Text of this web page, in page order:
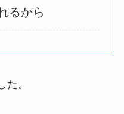
を使用者に聞いて
きパッドシーツは
きパッドだけで寝
るから
。